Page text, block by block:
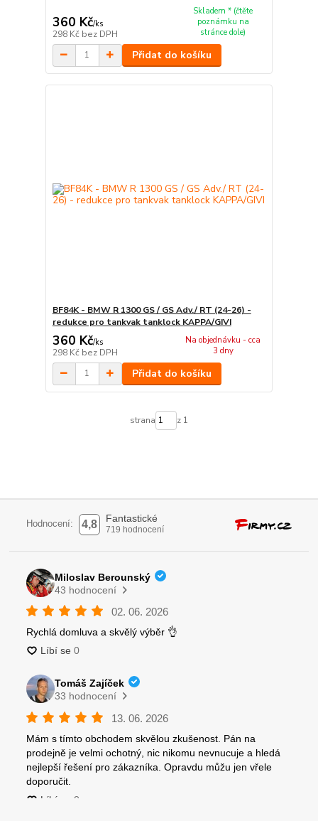
360 Kč/ks
298 Kč bez DPH
Skladem * (čtěte
poznámku na
stránce dole)
Přidat do košíku
BF84K - BMW R 1300 GS / GS Adv./ RT (24-26) -
redukce pro tankvak tanklock KAPPA/GIVI
360 Kč/ks
298 Kč bez DPH
Na objednávku - cca
3 dny
Přidat do košíku
strana z 1